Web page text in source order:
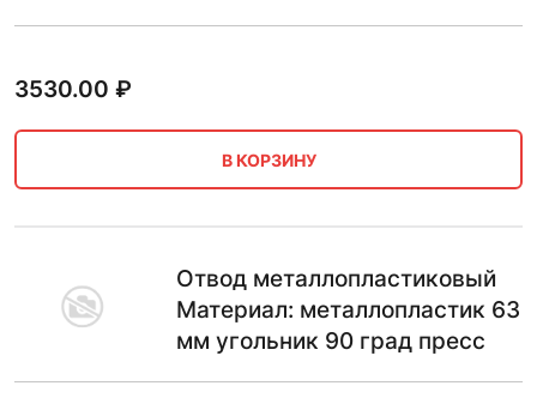
3530.00 ₽
В КОРЗИНУ
Отвод металлопластиковый
Материал: металлопластик 63
мм угольник 90 град пресс